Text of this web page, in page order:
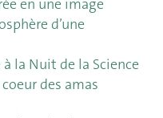
d’une
la Nuit de la Science
des amas